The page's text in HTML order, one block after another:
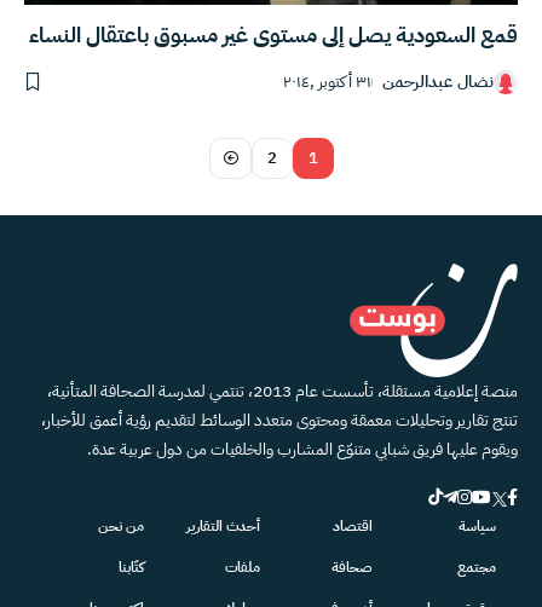
قمع السعودية يصل إلى مستوى غير مسبوق باعتقال النساء
نضال عبدالرحمن ٣١ أكتوبر ,٢٠١٤
1
2
منصة إعلامية مستقلة، تأسست عام 2013، تنتمي لمدرسة الصحافة المتأنية،
تنتج تقارير وتحليلات معمقة ومحتوى متعدد الوسائط لتقديم رؤية أعمق للأخبار،
ويقوم عليها فريق شبابي متنوّع المشارب والخلفيات من دول عربية عدة.
سياسة
مجتمع
اقتصاد
صحافة
أحدث التقارير
ملفات
من نحن
كتّابنا